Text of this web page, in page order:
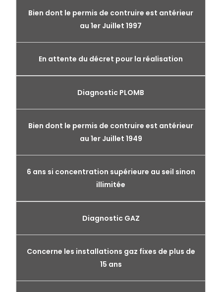
Bien dont le permis de contruire est antérieur
au 1er Juillet 1997
En attente du décret pour la réalisation
Diagnostic PLOMB
Bien dont le permis de contruire est antérieur
au 1er Juillet 1949
6 ans si concentration supérieure au seil sinon
illimitée
Diagnostic GAZ
Concerne les installations gaz fixes de plus de
15 ans